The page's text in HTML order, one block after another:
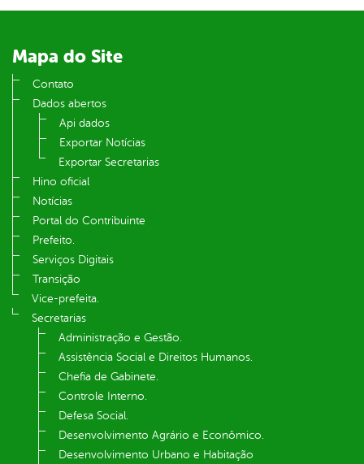
Mapa do Site
Contato
Dados abertos
Api dados
Exportar Notícias
Exportar Secretarias
Hino oficial
Notícias
Portal do Contribuinte
Prefeito.
Serviços Digitais
Transição
Vice-prefeita.
Secretarias
Administração e Gestão.
Assistência Social e Direitos Humanos.
Chefia de Gabinete.
Controle Interno.
Defesa Social.
Desenvolvimento Agrário e Econômico.
Desenvolvimento Urbano e Habitação